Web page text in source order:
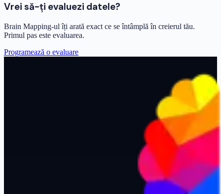
Vrei să-ți evaluezi datele?
Brain Mapping-ul îți arată exact ce se întâmplă în creierul tău.
Primul pas este evaluarea.
Programează o evaluare